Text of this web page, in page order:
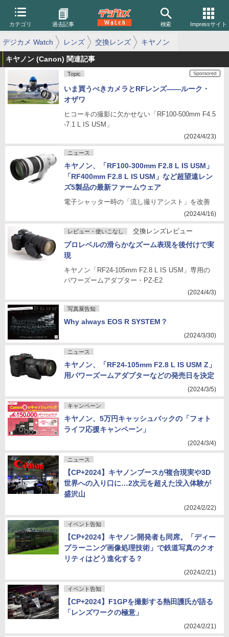
カテゴリ 過去記事 検索 Impressサイト
デジカメ Watch レンズ 交換レンズ キヤノン
キヤノン (Canon) 関連記事
Topic
いま買うべきカメラとRFレンズ——ルーク・
オザワ
ヒコーキの撮影に欠かせない「RF100-500mm F4.5
-7.1 L IS USM」
(2024/4/23)
ニュース
キヤノン、「RF100-300mm F2.8 L IS USM」
「RF400mm F2.8 L IS USM」など超望遠レン
ズ5製品の最新ファームウェア
電子シャッター時の「流し撮りアシスト」を改善
(2024/4/16)
レビュー・使いこなし 交換レンズレビュー
プロレベルの滑らかなズーム表現を後付けで実
現
キヤノン「RF24-105mm F2.8 L IS USM」専用の
パワーズームアダプター・PZ-E2
(2024/4/3)
写真展告知
Why always EOS R SYSTEM？
(2024/3/30)
ニュース
キヤノン、「RF24-105mm F2.8 L IS USM Z」
用パワーズームアダプターなどの発売日を決定
(2024/3/5)
キャンペーン
キヤノン、5万円キャッシュバックの「フォト
ライフ応援キャンペーン」
(2024/3/4)
ニュース
【CP+2024】キヤノンブースが複合現実や3D
世界への入り口に…2次元を超えた没入体験が
盛沢山
(2024/2/22)
イベント告知
【CP+2024】キヤノン開発者も同席。「ディー
プラーニング画像処理技術」で鉄道写真のクオ
リティはどう進化する？
(2024/2/21)
イベント告知
【CP+2024】F1GPを撮影する熱田護氏が語る
「レンズワークの極意」
(2024/2/21)